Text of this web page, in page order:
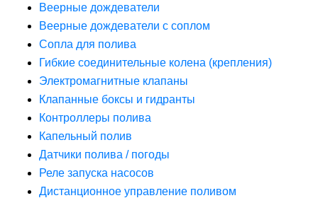
Веерные дождеватели
Веерные дождеватели с соплом
Сопла для полива
Гибкие соединительные колена (крепления)
Электромагнитные клапаны
Клапанные боксы и гидранты
Контроллеры полива
Капельный полив
Датчики полива / погоды
Реле запуска насосов
Дистанционное управление поливом